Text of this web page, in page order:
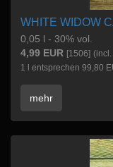
WHITE WIDOW
0,05 l - 30% vol.
4,99 EUR [1506]
1 l entsprechen 99,80
mehr